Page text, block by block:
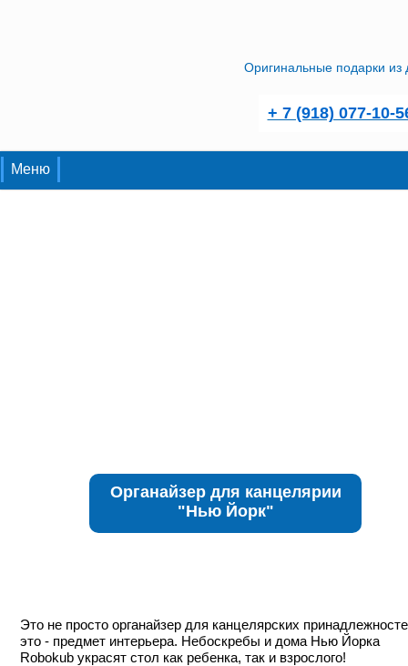
+ 7 (918) 077-10-
Оригинальные подарки из
Меню
Это не просто органайзер для канцелярских
это - предмет интерьера. Небоскребы и дома Нью Йорка
Robokub украсят стол как ребенка, так и взрослого!
Органайзер для канцелярии
"Нью Йорк"